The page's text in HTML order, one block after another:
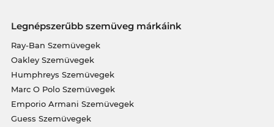
Legnépszerűbb szemüveg márkáink
Ray-Ban Szemüvegek
Oakley Szemüvegek
Humphreys Szemüvegek
Marc O Polo Szemüvegek
Emporio Armani Szemüvegek
Guess Szemüvegek